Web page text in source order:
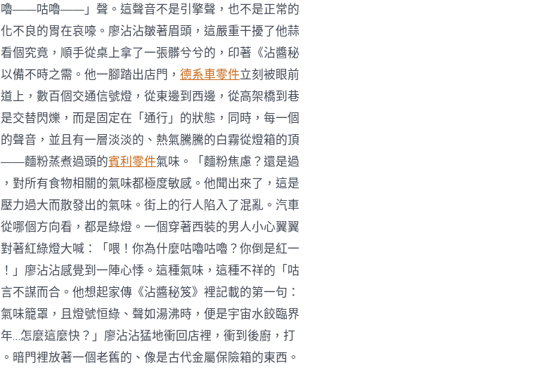
嚕——咕嚕——」聲。這聲音不是引擎聲，也不是正常的
不良的胃在哀嚎。廖沾沾皺著眉頭，這嚴重干擾了他蒜
個究竟，順手從桌上拿了一張髒兮兮的，印著《沾醬秘
備不時之需。他一腳踏出店門， 德系車零件立刻被眼前
上，數百個交通信號燈，從東邊到西邊，從高架橋到巷
交替閃爍，而是固定在「通行」的狀態，同時，每一個
聲音，並且有一層淡淡的、熱氣騰騰的白霧從燈箱的頂
——麵粉蒸煮過頭的賓利零件氣味。「麵粉焦慮？還是過
對所有食物相關的氣味都極度敏感。他聞出來了，這是
力過大而散發出的氣味。街上的行人陷入了混亂。汽車
哪個方向看，都是綠燈。一個穿著西裝的男人小心翼翼
著紅綠燈大喊：「喂！你為什麼咕嚕咕嚕？你倒是紅一
」廖沾沾感覺到一陣心悸。這種氣味，這種不祥的「咕
不謀而合。他想起家傳《沾醬秘笈》裡記載的第一句：
味籠罩，且燈號恒綠、聲如湯沸時，便是宇宙水餃臨界
…怎麼這麼快？」廖沾沾猛地衝回店裡，衝到後廚，打
暗門裡放著一個老舊的、像是古代金屬保險箱的東西。